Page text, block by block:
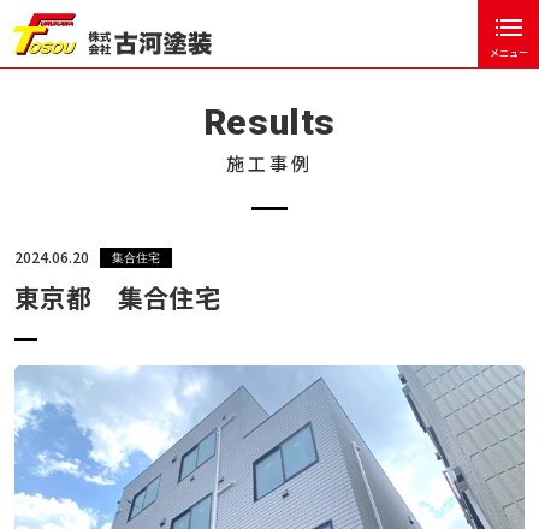
メニュー
閉じる
お客様の声
塗装のポイント
戸建住宅
集合住宅
公共事業
Results
施工事例
2024.06.20 集合住宅
東京都 集合住宅